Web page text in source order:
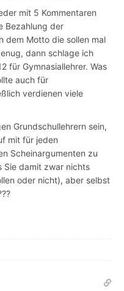
mit 5 Kommentaren
Bezahlung der
dem Motto die sollen mal
dann schlage ich
für Gymnasiallehrer. Was
auch für
verdienen viele
Grundschullehrern sein,
mit für jeden
Scheinargumenten zu
Sie damit zwar nichts
oder nicht), aber selbst